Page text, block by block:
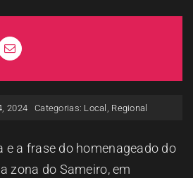
A RCP
2024 Categorias: Local Regional
e a frase do homenageado do
zona do Sameiro, em